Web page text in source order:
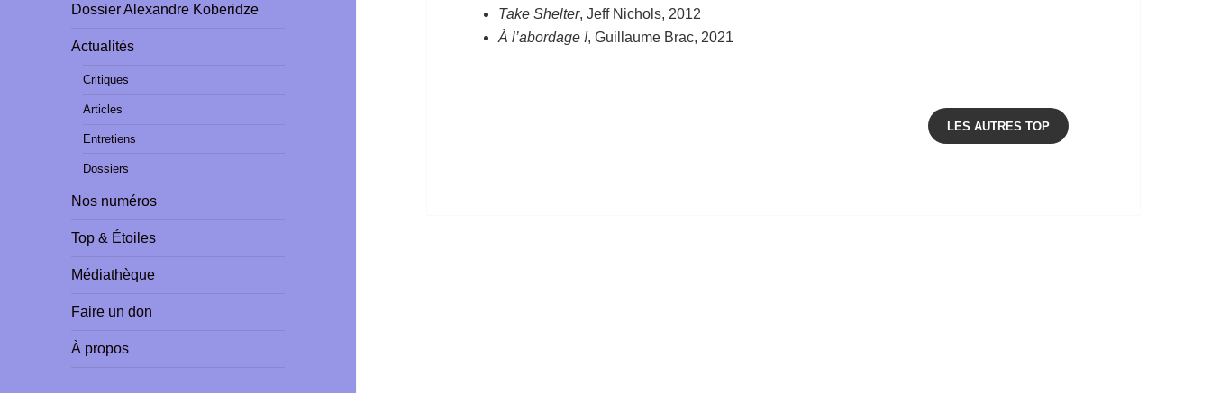
Dossier Alexandre Koberidze
Actualités
Critiques
Articles
Entretiens
Dossiers
Nos numéros
Top & Étoiles
Médiathèque
Faire un don
À propos
Take Shelter, Jeff Nichols, 2012
À l’abordage !, Guillaume Brac, 2021
LES AUTRES TOP